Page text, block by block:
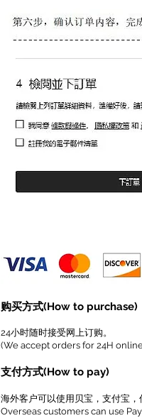
购买方式(How to purchase)
24小时随时接受网上订购。
(We accept orders for 24H
支付方式(How to pay)
海外客户可以使用贝宝，支付宝，
Overseas customers can use